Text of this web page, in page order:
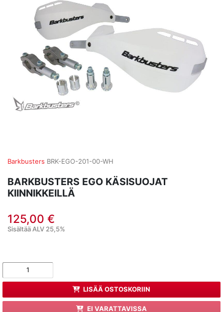
Barkbusters BRK-EGO-201-00-WH
BARKBUSTERS EGO KÄSISUOJAT
KIINNIKKEILLÄ
125,00 €
Sisältää ALV 25,5%
LISÄÄ OSTOSKORIIN
EI VARATTAVISSA